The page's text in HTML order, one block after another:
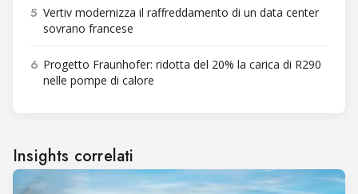
5 Vertiv modernizza il raffreddamento di un data center
sovrano francese
6 Progetto Fraunhofer: ridotta del 20% la carica di R290
nelle pompe di calore
Insights correlati